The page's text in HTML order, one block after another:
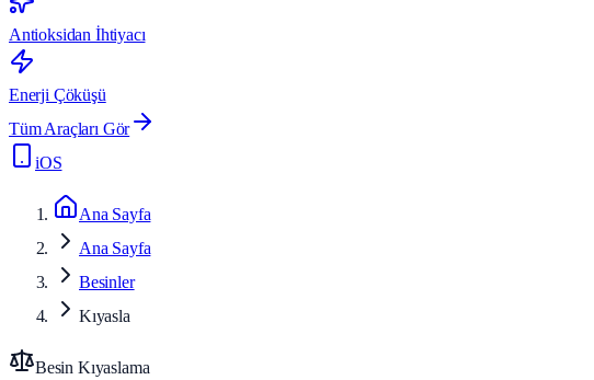
Antioksidan İhtiyacı
Enerji Çöküşü
Tüm Araçları Gör
iOS
Ana Sayfa
Ana Sayfa
Besinler
Kıyasla
Besin Kıyaslama